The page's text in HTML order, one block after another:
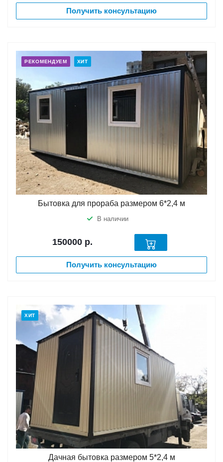
Получить консультацию
РЕКОМЕНДУЕМ ХИТ
Бытовка для прораба размером 6*2,4 м
В наличии
150000 р.
Получить консультацию
ХИТ
Дачная бытовка размером 5*2,4 м